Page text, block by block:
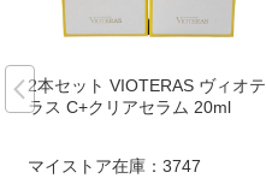
2本セット VIOTERAS ヴィオテ
ラス C+クリアセラム 20ml
マイストア在庫： 3747